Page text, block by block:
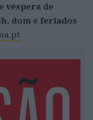
véspera de
dom e feriados